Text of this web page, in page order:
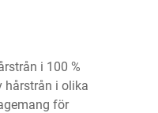
i 100 %
hårstrån i olika
för